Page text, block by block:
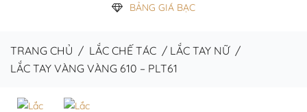
BẢNG GIÁ BẠC
TRANG CHỦ / LẮC CHẾ TÁC / LẮC TAY NỮ/
LẮC TAY VÀNG VÀNG 610 – PLT61